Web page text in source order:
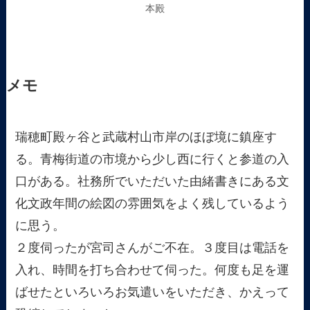
本殿
メモ
瑞穂町殿ヶ谷と武蔵村山市岸のほぼ境に鎮座す
る。青梅街道の市境から少し西に行くと参道の入
口がある。社務所でいただいた由緒書きにある文
化文政年間の絵図の雰囲気をよく残しているよう
に思う。
２度伺ったが宮司さんがご不在。３度目は電話を
入れ、時間を打ち合わせて伺った。何度も足を運
ばせたといろいろお気遣いをいただき、かえって